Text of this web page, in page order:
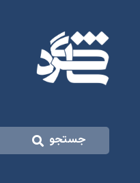
جستجو